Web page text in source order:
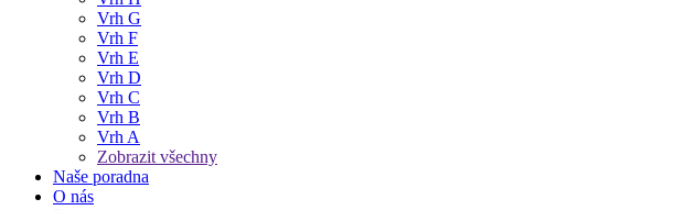
Vrh G
Vrh F
Vrh E
Vrh D
Vrh C
Vrh B
Vrh A
Zobrazit všechny
Naše poradna
O nás